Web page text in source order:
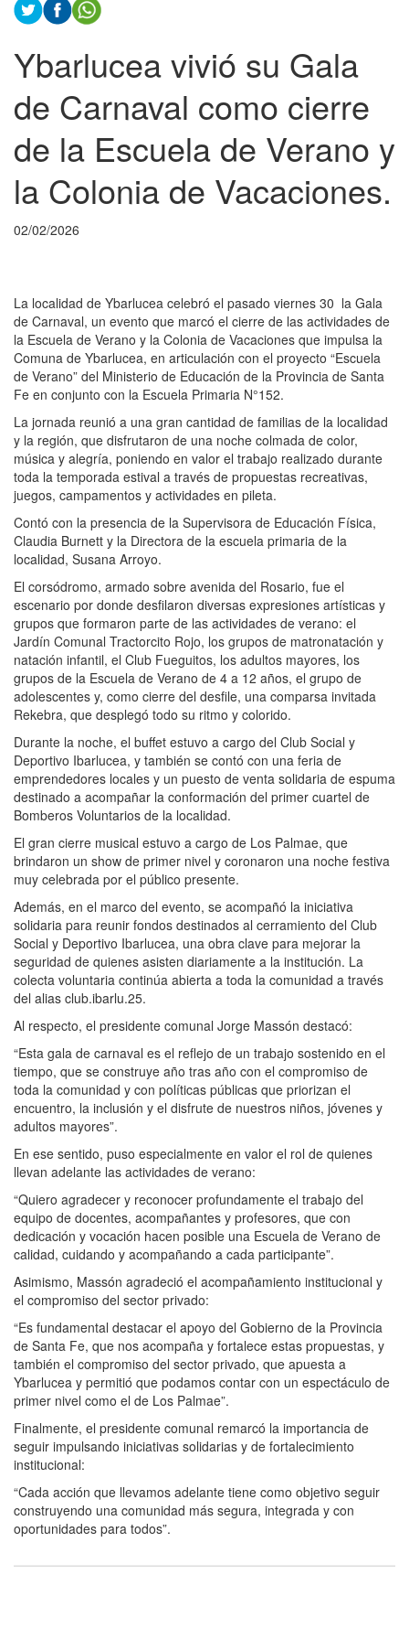
Ybarlucea vivió su Gala
de Carnaval como cierre
de la Escuela de Verano y
la Colonia de Vacaciones.
02/02/2026
La localidad de Ybarlucea celebró el pasado viernes 30 la Gala
de Carnaval, un evento que marcó el cierre de las actividades de
la Escuela de Verano y la Colonia de Vacaciones que impulsa la
Comuna de Ybarlucea, en articulación con el proyecto “Escuela
de Verano” del Ministerio de Educación de la Provincia de Santa
Fe en conjunto con la Escuela Primaria N°152.
La jornada reunió a una gran cantidad de familias de la localidad
y la región, que disfrutaron de una noche colmada de color,
música y alegría, poniendo en valor el trabajo realizado durante
toda la temporada estival a través de propuestas recreativas,
juegos, campamentos y actividades en pileta.
Contó con la presencia de la Supervisora de Educación Física,
Claudia Burnett y la Directora de la escuela primaria de la
localidad, Susana Arroyo.
El corsódromo, armado sobre avenida del Rosario, fue el
escenario por donde desfilaron diversas expresiones artísticas y
grupos que formaron parte de las actividades de verano: el
Jardín Comunal Tractorcito Rojo, los grupos de matronatación y
natación infantil, el Club Fueguitos, los adultos mayores, los
grupos de la Escuela de Verano de 4 a 12 años, el grupo de
adolescentes y, como cierre del desfile, una comparsa invitada
Rekebra, que desplegó todo su ritmo y colorido.
Durante la noche, el buffet estuvo a cargo del Club Social y
Deportivo Ibarlucea, y también se contó con una feria de
emprendedores locales y un puesto de venta solidaria de espuma
destinado a acompañar la conformación del primer cuartel de
Bomberos Voluntarios de la localidad.
El gran cierre musical estuvo a cargo de Los Palmae, que
brindaron un show de primer nivel y coronaron una noche festiva
muy celebrada por el público presente.
Además, en el marco del evento, se acompañó la iniciativa
solidaria para reunir fondos destinados al cerramiento del Club
Social y Deportivo Ibarlucea, una obra clave para mejorar la
seguridad de quienes asisten diariamente a la institución. La
colecta voluntaria continúa abierta a toda la comunidad a través
del alias club.ibarlu.25.
Al respecto, el presidente comunal Jorge Massón destacó:
“Esta gala de carnaval es el reflejo de un trabajo sostenido en el
tiempo, que se construye año tras año con el compromiso de
toda la comunidad y con políticas públicas que priorizan el
encuentro, la inclusión y el disfrute de nuestros niños, jóvenes y
adultos mayores”.
En ese sentido, puso especialmente en valor el rol de quienes
llevan adelante las actividades de verano:
“Quiero agradecer y reconocer profundamente el trabajo del
equipo de docentes, acompañantes y profesores, que con
dedicación y vocación hacen posible una Escuela de Verano de
calidad, cuidando y acompañando a cada participante”.
Asimismo, Massón agradeció el acompañamiento institucional y
el compromiso del sector privado:
“Es fundamental destacar el apoyo del Gobierno de la Provincia
de Santa Fe, que nos acompaña y fortalece estas propuestas, y
también el compromiso del sector privado, que apuesta a
Ybarlucea y permitió que podamos contar con un espectáculo de
primer nivel como el de Los Palmae”.
Finalmente, el presidente comunal remarcó la importancia de
seguir impulsando iniciativas solidarias y de fortalecimiento
institucional:
“Cada acción que llevamos adelante tiene como objetivo seguir
construyendo una comunidad más segura, integrada y con
oportunidades para todos”.